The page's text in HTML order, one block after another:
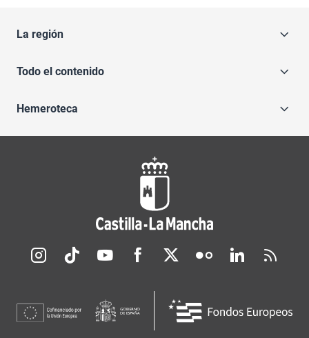
La región
Todo el contenido
Hemeroteca
Redes sociales JCCM